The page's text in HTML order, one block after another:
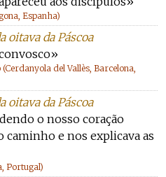
Espanha)
oitava da Páscoa
del Vallès, Barcelona,
oitava da Páscoa
o nosso coração
caminho e nos explicava as
Portugal)